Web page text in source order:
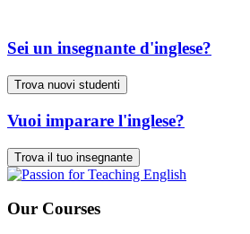
Sei un insegnante d'inglese?
Trova nuovi studenti
Vuoi imparare l'inglese?
Trova il tuo insegnante
Our Courses